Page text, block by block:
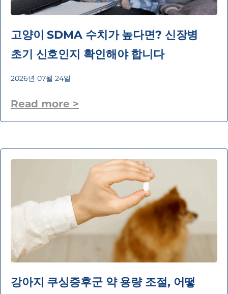
고양이 SDMA 수치가 높다면? 신장병
초기 신호인지 확인해야 합니다
2026년 07월 24일
Read more >
강아지 쿠싱증후군 약 용량 조절, 어떻